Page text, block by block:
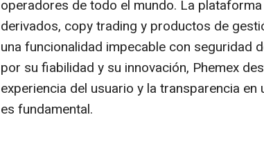
operadores de todo el mundo. La
derivados, copy trading y productos de
una funcionalidad impecable con seguridad
por su fiabilidad y su innovación, Phemex
experiencia del usuario y la transparencia
es fundamental.